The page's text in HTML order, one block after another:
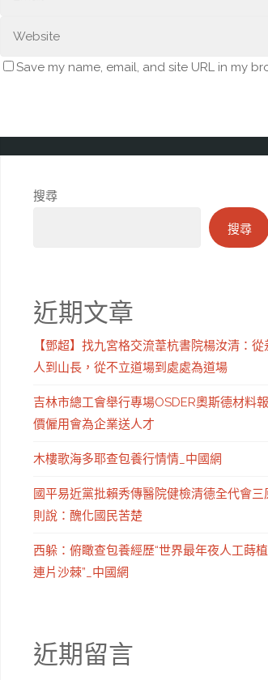
Save my name, email, and site URL in my
搜尋
搜尋
近期文章
【鄧超】找九宮格交流葦杭書院楊汝清：從
人到山長，從不立道場到處處為道場
吉林市總工會舉行專場OSDER奧斯德材料報
價僱用會為企業送人才
木樓歌海多耶查包養行情情_中國網
國平易近黨批賴秀傳醫院健檢清德全代會三
則說：醜化國民苦楚
西躲：俯瞰查包養經歷“世界最年夜人工蒔植
連片沙棘”_中國網
近期留言